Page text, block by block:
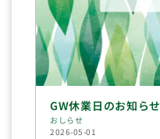
GW休業日のお知らせ
おしらせ
2026-05-01